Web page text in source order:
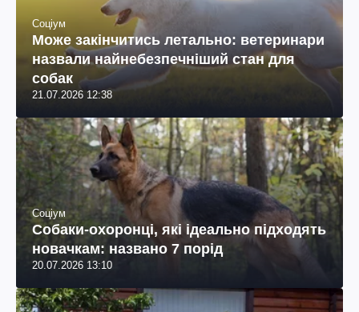
Соціум
Може закінчитись летально: ветеринари
назвали найнебезпечніший стан для
собак
21.07.2026 12:38
Соціум
Собаки-охоронці, які ідеально підходять
новачкам: названо 7 порід
20.07.2026 13:10